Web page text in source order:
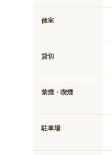
個室
貸切
禁煙・喫煙
駐車場